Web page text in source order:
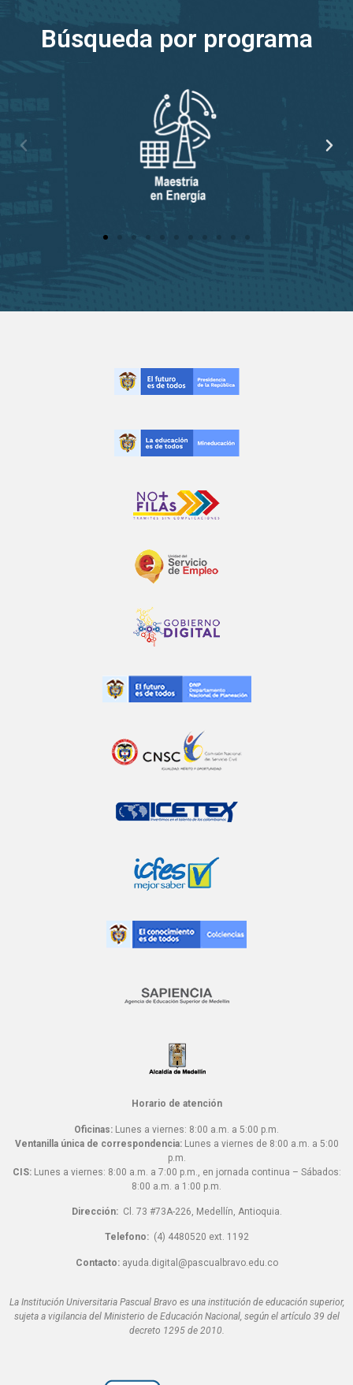
Búsqueda por programa
Horario de atención
Oficinas: Lunes a viernes: 8:00 a.m. a 5:00 p.m.
Ventanilla única de correspondencia:Lunes a viernes de 8:00 a.m. a 5:00
p.m.
CIS:Lunes a viernes: 8:00 a.m. a 7:00 p.m., en jornada continua – Sábados:
8:00 a.m. a 1:00 p.m.
Dirección: Cl. 73 #73A-226, Medellín, Antioquia.
Telefono:(4) 4480520 ext. 1192
Contacto:ayuda.digital@pascualbravo.edu.co
La Institución Universitaria Pascual Bravo es una institución de educación superior,
sujeta a vigilancia del Ministerio de Educación Nacional, según el artículo 39 del
decreto 1295 de 2010.